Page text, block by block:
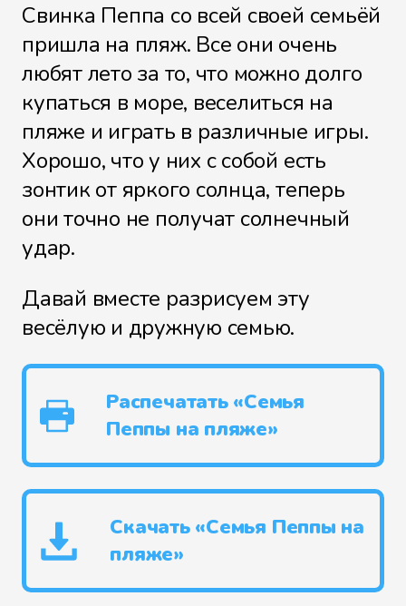
Свинка Пеппа со всей своей семьёй
пришла на пляж. Все они очень
любят лето за то, что можно долго
купаться в море, веселиться на
пляже и играть в различные игры.
Хорошо, что у них с собой есть
зонтик от яркого солнца, теперь
они точно не получат солнечный
удар.
Давай вместе разрисуем эту
весёлую и дружную семью.
Распечатать «Семья
Пеппы на пляже»
Скачать «Семья Пеппы на
пляже»